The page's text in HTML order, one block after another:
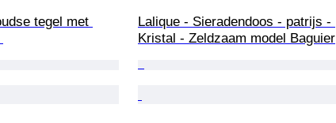
Lalique - Sieradendoos - patrijs -
Kristal - Zeldzaam model Baguier